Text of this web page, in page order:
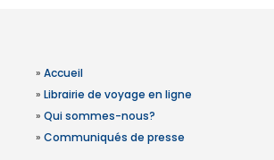
» Accueil
» Librairie de voyage en ligne
» Qui sommes-nous?
» Communiqués de presse